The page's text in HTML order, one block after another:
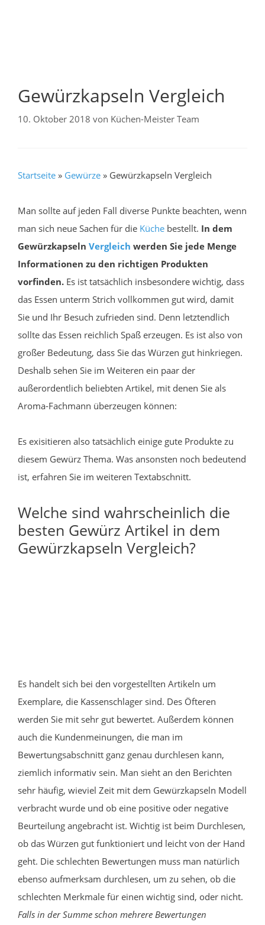
Gewürzkapseln Vergleich
10. Oktober 2018 von Küchen-Meister Team
Startseite » Gewürze » Gewürzkapseln Vergleich
Man sollte auf jeden Fall diverse Punkte beachten, wenn
man sich neue Sachen für die Küche bestellt. In dem
Gewürzkapseln Vergleich werden Sie jede Menge
Informationen zu den richtigen Produkten
vorfinden. Es ist tatsächlich insbesondere wichtig, dass
das Essen unterm Strich vollkommen gut wird, damit
Sie und Ihr Besuch zufrieden sind. Denn letztendlich
sollte das Essen reichlich Spaß erzeugen. Es ist also von
großer Bedeutung, dass Sie das Würzen gut hinkriegen.
Deshalb sehen Sie im Weiteren ein paar der
außerordentlich beliebten Artikel, mit denen Sie als
Aroma-Fachmann überzeugen können:
Es exisitieren also tatsächlich einige gute Produkte zu
diesem Gewürz Thema. Was ansonsten noch bedeutend
ist, erfahren Sie im weiteren Textabschnitt.
Welche sind wahrscheinlich die
besten Gewürz Artikel in dem
Gewürzkapseln Vergleich?
Es handelt sich bei den vorgestellten Artikeln um
Exemplare, die Kassenschlager sind. Des Öfteren
werden Sie mit sehr gut bewertet. Außerdem können
auch die Kundenmeinungen, die man im
Bewertungsabschnitt ganz genau durchlesen kann,
ziemlich informativ sein. Man sieht an den Berichten
sehr häufig, wieviel Zeit mit dem Gewürzkapseln Modell
verbracht wurde und ob eine positive oder negative
Beurteilung angebracht ist. Wichtig ist beim Durchlesen,
ob das Würzen gut funktioniert und leicht von der Hand
geht. Die schlechten Bewertungen muss man natürlich
ebenso aufmerksam durchlesen, um zu sehen, ob die
schlechten Merkmale für einen wichtig sind, oder nicht.
Falls in der Summe schon mehrere Bewertungen